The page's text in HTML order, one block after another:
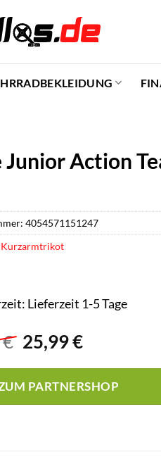
Junior Action
€ Ursprünglicher
Preis
war:
29,95 €
25,99€Aktueller
ist:
25,99 €.
Lieferzeit 1-5 Tage
PARTNERSHOP
4054571151247
Kurzarmtrikot